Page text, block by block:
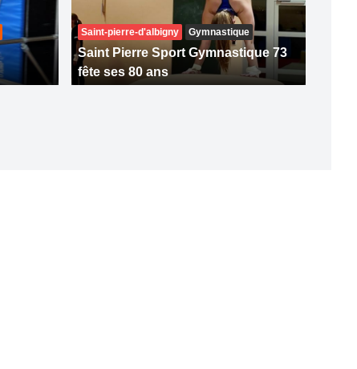
Saint-pierre-d'albigny Gymnastique
Saint Pierre Sport Gymnastique 73
fête ses 80 ans